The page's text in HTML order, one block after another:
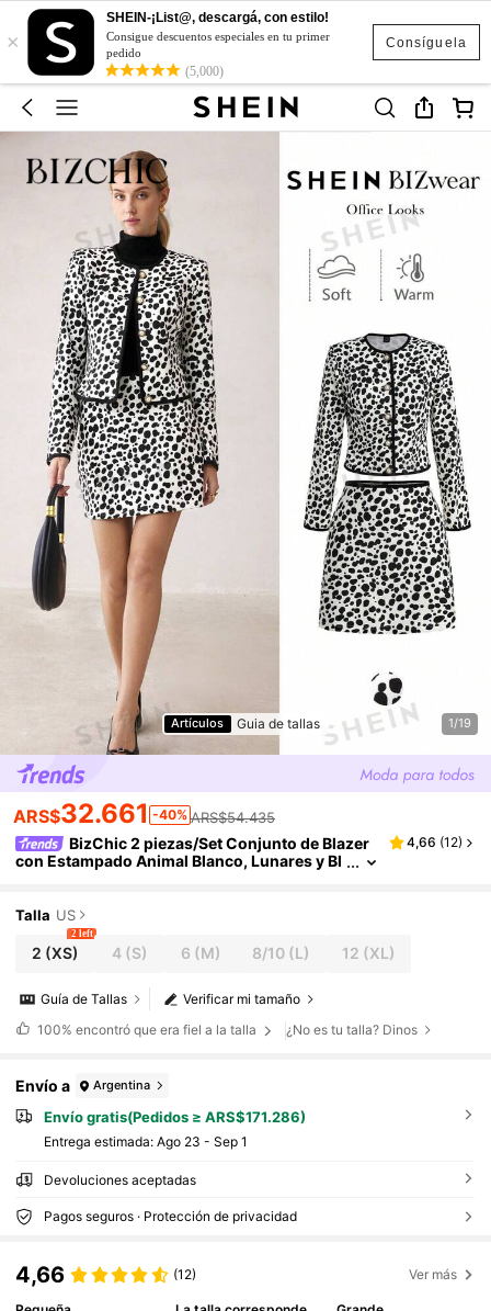
Consíguela
×
SHEIN-¡List@, descargá, con estilo!
Consigue descuentos especiales en tu primer
pedido
(5,000)
Artículos Guia de tallas 1/19
ARS$32.661 -40% ARS$54.435
BizChic 2 piezas/Set Conjunto de Blazer
con Estampado Animal Blanco, Lunares y Bl
ción de Gracias, Año Nuevo, Elegante
4,66 (12)
Talla US
2 (XS)
2 left
4(S) 6 (M) 8/10 (L) 12 (XL)
Verificar mi tamaño
Guía de Tallas
100% encontró que era fiel a la talla ¿No es tu talla? Dinos
Envío a Argentina
Envío gratis(Pedidos ≥ ARS$171.286)
Entrega estimada: Ago 23 - Sep 1
Devoluciones aceptadas
Pagos seguros · Protección de privacidad
4,66 (12) Ver más